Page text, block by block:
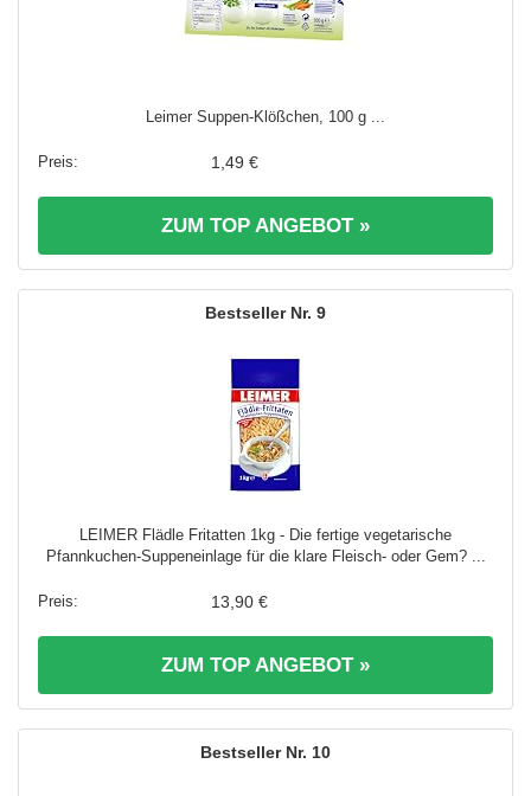
Leimer Suppen-Klößchen, 100 g ...
1,49 €
ZUM TOP ANGEBOT »
9
LEIMER Flädle Fritatten 1kg - Die fertige vegetarische
Pfannkuchen-Suppeneinlage für die klare Fleisch- oder Gem? ...
13,90 €
ZUM TOP ANGEBOT »
10